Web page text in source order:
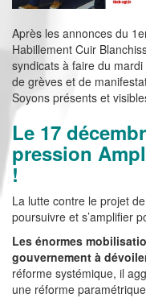
Après les annonces du
Habillement Cuir
syndicats à faire du
de grèves et de
Soyons présents et
Le 17
pression
!
La lutte contre le projet
poursuivre et s’amplifier
Les énormes
gouvernement à
réforme systémique, il
une réforme